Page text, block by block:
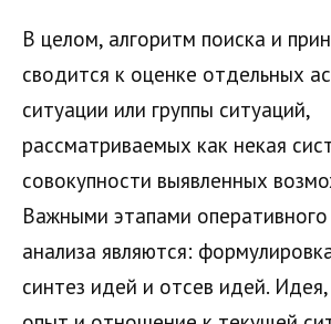
В целом, алгоритм поиска и
сводится к оценке отдельных
ситуации или группы ситуаций,
рассматриваемых как некая
совокупности выявленных
Важными этапами
анализа являются:
синтез идей и отсев идей.